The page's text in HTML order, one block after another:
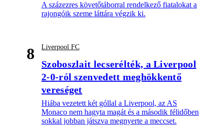
A százezres követőtáborral rendelkező fiatalokat a
rajongóik szeme láttára végzik ki.
8 Liverpool FC
Szoboszlait lecserélték, a Liverpool
2-0-ról szenvedett meghökkentő
vereséget
Hiába vezetett két góllal a Liverpool, az AS
Monaco nem hagyta magát és a második félidőben
sokkal jobban játszva megnyerte a meccset.